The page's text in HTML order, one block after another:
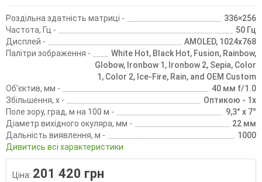
Роздільна здатність матриці -
336×256
Частота, Гц -
50 Гц
Дисплей -
AMOLED, 1024х768
Палітри зображення -
White Hot, Black Hot, Fusion, Rainbow,
Globow, Ironbow 1, Ironbow 2, Sepia, Color
1, Color 2, Ice-Fire, Rain, and OEM Custom
Об'єктив, мм -
40 мм f/1.0
Збільшення, х -
Оптикою - 1x
Поле зору, град, м на 100 м -
9,3° x 7°
Діаметр вихідного окуляра, мм -
22 мм
Дальність виявлення, м -
1000
Дивитись всі характеристики
Ціна: 201 420 грн